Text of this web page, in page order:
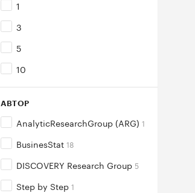
1
3
5
10
АВТОР
AnalyticResearchGroup (ARG) 1
BusinesStat 18
DISCOVERY Research Group 5
Step by Step 1